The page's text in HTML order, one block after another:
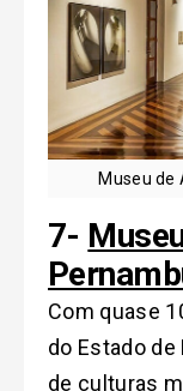
Museu de
7-
Com quase
do Estado
de culturas